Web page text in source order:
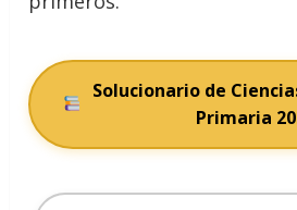
Solucionario de
Primaria